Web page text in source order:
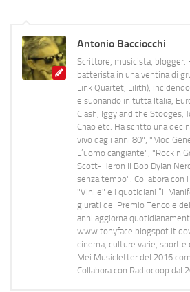
Antonio Bacciocchi
Scrittore, musicista, blogger.
batterista in una ventina di
Link Quartet, Lilith),
e suonando in tutta Italia,
Clash, Iggy and the Stooges,
Chao etc. Ha scritto una
vivo dagli anni 80", "Mod
L’uomo cangiante", "Rock n
Scott-Heron Il Bob Dylan
senza tempo". Collabora con i
"Vinile" e i quotidiani “Il
giurati del Premio Tenco e
anni aggiorna
www.tonyface.blogspot.it
cinema, culture varie, sport e
Mei Musicletter del 2016
Collabora con Radiocoop dal